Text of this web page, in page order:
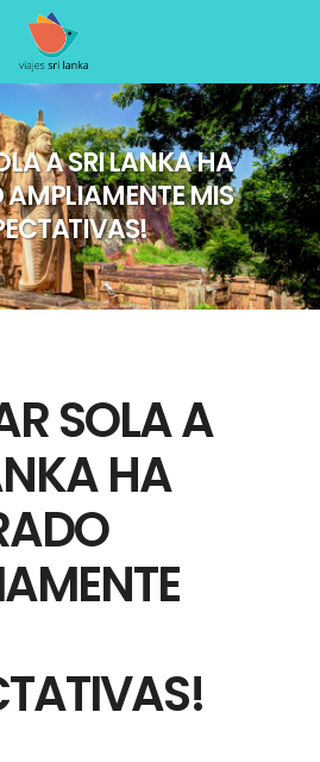
A SRI LANKA HA
AMPLIAMENTE MIS
SOLA A
HA